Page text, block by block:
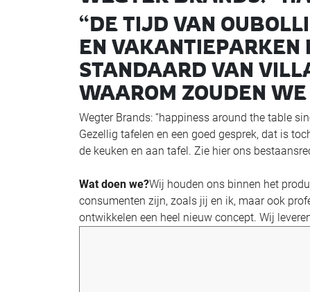
“DE TIJD VAN
EN VAKANTIEPARKEN
STANDAARD VAN
WAAROM ZOUDEN
Wegter Brands: “happiness around the table
Gezellig tafelen en een goed gesprek, dat is
de keuken en aan tafel. Zie hier ons
Wat doen we?Wij houden ons binnen het
consumenten zijn, zoals jij en ik, maar ook
ontwikkelen een heel nieuw concept. Wij